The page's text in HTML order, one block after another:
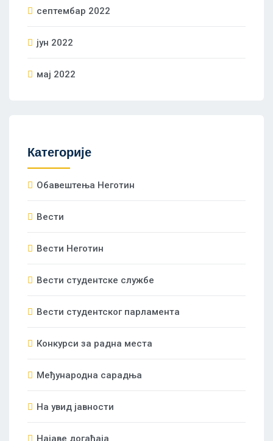
септембар 2022
јун 2022
мај 2022
Категорије
Oбавештења Неготин
Вести
Вести Неготин
Вести студентске службе
Вести студентског парламента
Конкурси за радна места
Међународна сарадња
На увид јавности
Најаве догађаја